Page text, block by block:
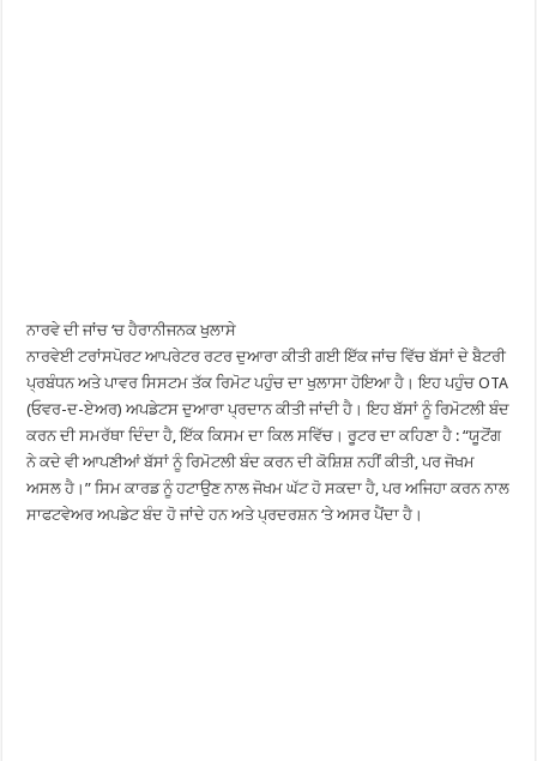
ਨਾਰਵੇ ਦੀ ਜਾਂਚ ‘ਚ ਹੈਰਾਨੀਜਨਕ ਖੁਲਾਸੇ
ਨਾਰਵੇਈ ਟਰਾਂਸਪੋਰਟ ਆਪਰੇਟਰ ਰਟਰ ਦੁਆਰਾ ਕੀਤੀ ਗਈ ਇੱਕ ਜਾਂਚ ਵਿੱਚ ਬੱਸਾਂ ਦੇ ਬੈਟਰੀ
ਪ੍ਰਬੰਧਨ ਅਤੇ ਪਾਵਰ ਸਿਸਟਮ ਤੱਕ ਰਿਮੋਟ ਪਹੁੰਚ ਦਾ ਖੁਲਾਸਾ ਹੋਇਆ ਹੈ। ਇਹ ਪਹੁੰਚ OTA
(ਓਵਰ-ਦ-ਏਅਰ) ਅਪਡੇਟਸ ਦੁਆਰਾ ਪ੍ਰਦਾਨ ਕੀਤੀ ਜਾਂਦੀ ਹੈ। ਇਹ ਬੱਸਾਂ ਨੂੰ ਰਿਮੋਟਲੀ ਬੰਦ
ਕਰਨ ਦੀ ਸਮਰੱਥਾ ਦਿੰਦਾ ਹੈ, ਇੱਕ ਕਿਸਮ ਦਾ ਕਿਲ ਸਵਿੱਚ। ਰੂਟਰ ਦਾ ਕਹਿਣਾ ਹੈ : “ਯੂਟੋਂਗ
ਨੇ ਕਦੇ ਵੀ ਆਪਣੀਆਂ ਬੱਸਾਂ ਨੂੰ ਰਿਮੋਟਲੀ ਬੰਦ ਕਰਨ ਦੀ ਕੋਸ਼ਿਸ਼ ਨਹੀਂ ਕੀਤੀ, ਪਰ ਜੋਖਮ
ਅਸਲ ਹੈ।” ਸਿਮ ਕਾਰਡ ਨੂੰ ਹਟਾਉਣ ਨਾਲ ਜੋਖਮ ਘੱਟ ਹੋ ਸਕਦਾ ਹੈ, ਪਰ ਅਜਿਹਾ ਕਰਨ ਨਾਲ
ਸਾਫਟਵੇਅਰ ਅਪਡੇਟ ਬੰਦ ਹੋ ਜਾਂਦੇ ਹਨ ਅਤੇ ਪ੍ਰਦਰਸ਼ਨ ‘ਤੇ ਅਸਰ ਪੈਂਦਾ ਹੈ।